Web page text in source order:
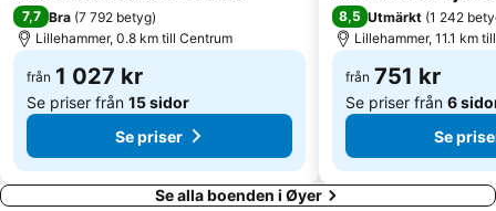
7,7 Bra (7 792 betyg)
Lillehammer, 0.8 km till Centrum
från 1 027 kr
Se priser från 15 sidor
Se priser
8,5 Utmärkt (1 242
Lillehammer, 11.1 km
från 751 kr
Se priser från 6
Se
Se alla boenden i Øyer